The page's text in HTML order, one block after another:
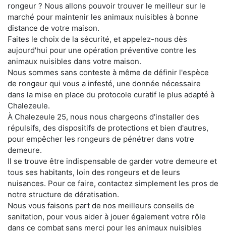
rongeur ? Nous allons pouvoir trouver le meilleur sur le
marché pour maintenir les animaux nuisibles à bonne
distance de votre maison.
Faites le choix de la sécurité, et appelez-nous dès
aujourd'hui pour une opération préventive contre les
animaux nuisibles dans votre maison.
Nous sommes sans conteste à même de définir l'espèce
de rongeur qui vous a infesté, une donnée nécessaire
dans la mise en place du protocole curatif le plus adapté à
Chalezeule.
À Chalezeule 25, nous nous chargeons d'installer des
répulsifs, des dispositifs de protections et bien d'autres,
pour empêcher les rongeurs de pénétrer dans votre
demeure.
Il se trouve être indispensable de garder votre demeure et
tous ses habitants, loin des rongeurs et de leurs
nuisances. Pour ce faire, contactez simplement les pros de
notre structure de dératisation.
Nous vous faisons part de nos meilleurs conseils de
sanitation, pour vous aider à jouer également votre rôle
dans ce combat sans merci pour les animaux nuisibles